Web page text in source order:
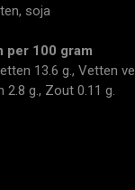
soja
per 100 gram
13.6 g., Vetten
2.8 g., Zout 0.11 g.